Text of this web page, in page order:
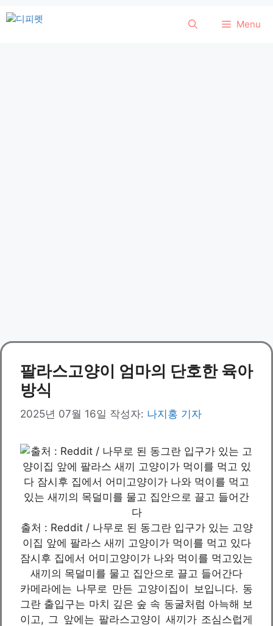
컨
Menu
팔라스고양이 엄마의 단호한 육아
방식
2025년 07월 16일 작성자: 나지홍 기자
출처 : Reddit / 나무로 된 동그란 입구가 있는 고양
이집 앞에 팔라스 새끼 고양이가 먹이를 먹고 있다
잠시후 집에서 어미고양이가 나와 먹이를 먹고있는
새끼의 목덜미를 물고 집안으로 끌고 들어간다
카메라에는 나무로 만든 고양이집이 보입니다. 동
그란 출입구는 마치 깊은 숲 속 동굴처럼 아늑해 보
이고, 그 앞에는 팔라스고양이 새끼가 조심스럽게